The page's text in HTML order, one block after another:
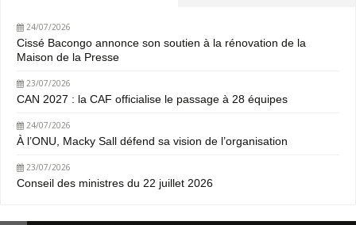
24/07/2026
Cissé Bacongo annonce son soutien à la rénovation de la
Maison de la Presse
23/07/2026
CAN 2027 : la CAF officialise le passage à 28 équipes
24/07/2026
À l’ONU, Macky Sall défend sa vision de l’organisation
23/07/2026
Conseil des ministres du 22 juillet 2026